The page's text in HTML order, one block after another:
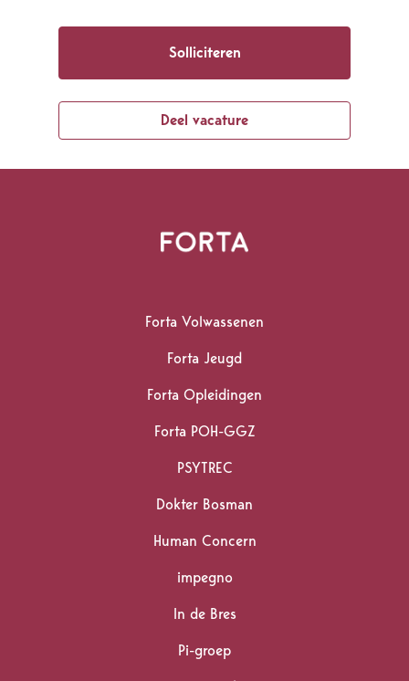
Solliciteren
Deel vacature
Homepagina
Forta Volwassenen
Forta Jeugd
Forta Opleidingen
Forta POH-GGZ
PSYTREC
Dokter Bosman
Human Concern
impegno
In de Bres
Pi-groep